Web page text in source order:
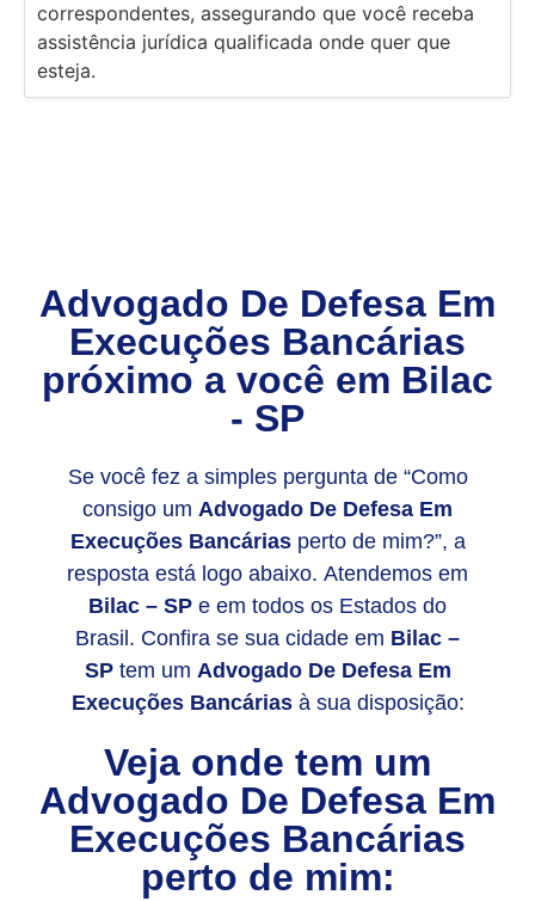
correspondentes, assegurando que você receba
assistência jurídica qualificada onde quer que
esteja.
Advogado De Defesa Em
Execuções Bancárias
próximo a você em Bilac
- SP
Se você fez a simples pergunta de “Como
consigo um Advogado De Defesa Em
Execuções Bancáriasperto de mim?”, a
resposta está logo abaixo. Atendemos em
Bilac – SP e em todos os Estados do
Brasil. Confira se sua cidade em Bilac –
SPtem um Advogado De Defesa Em
Execuções Bancáriasà sua disposição:
Veja onde tem um
Advogado De Defesa Em
Execuções Bancárias
perto de mim: